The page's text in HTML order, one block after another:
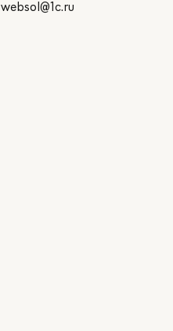
websol@1c.ru